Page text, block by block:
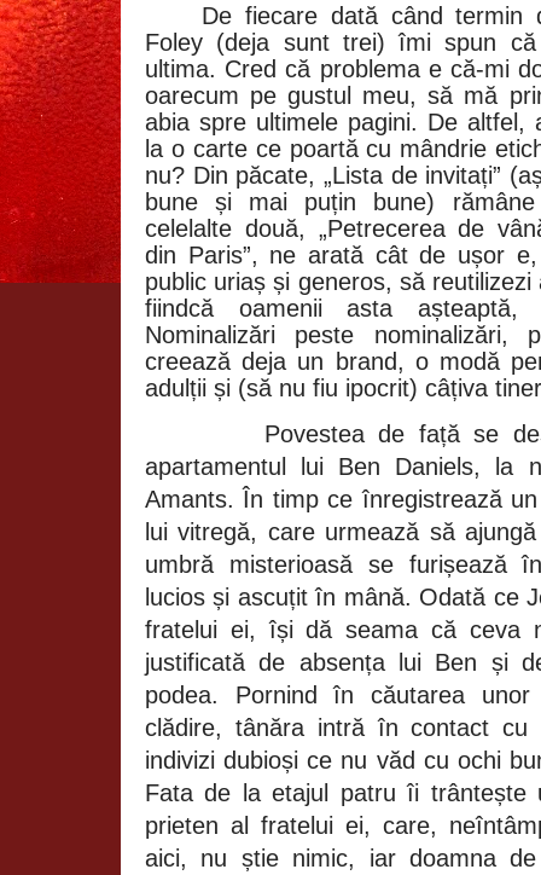
De fiecare dată când
Foley (deja sunt trei) îmi spun
ultima. Cred că problema e că-mi
oarecum pe gustul meu, să mă
abia spre ultimele pagini. De altfel,
la o carte ce poartă cu mândrie
nu? Din păcate, „Lista de invitați”
bune și mai puțin bune)
celelalte două, „Petrecerea de
din Paris”, ne arată cât de ușor
public uriaș și generos, să
fiindcă oamenii asta
Nominalizări peste nominalizări,
creează deja un brand, o modă
adulții și (să nu fiu ipocrit) câțiva
Povestea de față se
apartamentul lui Ben Daniels, la
Amants. În timp ce înregistrează
lui vitregă, care urmează să
umbră misterioasă se furișează
lucios și ascuțit în mână. Odată ce
fratelui ei, își dă seama că ceva
justificată de absența lui Ben și
podea. Pornind în căutarea unor
clădire, tânăra intră în contact cu
indivizi dubioși ce nu văd cu ochi
Fata de la etajul patru îi
prieten al fratelui ei, care,
aici, nu știe nimic, iar doamna